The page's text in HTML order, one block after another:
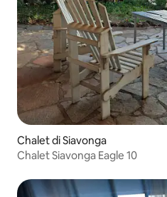
Chalet di Siavonga
Chalet Siavonga Eagle 10